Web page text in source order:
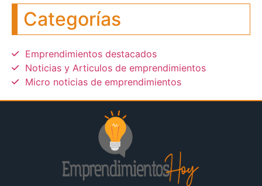
Categorías
Emprendimientos destacados
Noticias y Articulos de emprendimientos
Micro noticias de emprendimientos